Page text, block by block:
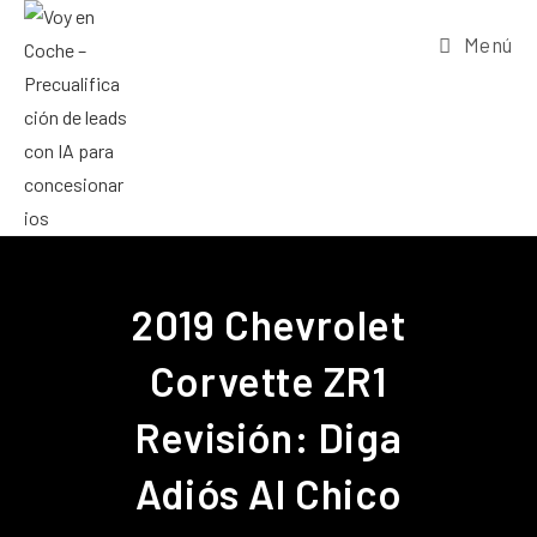
Menú
2019 Chevrolet
Corvette ZR1
Revisión: Diga
Adiós Al Chico